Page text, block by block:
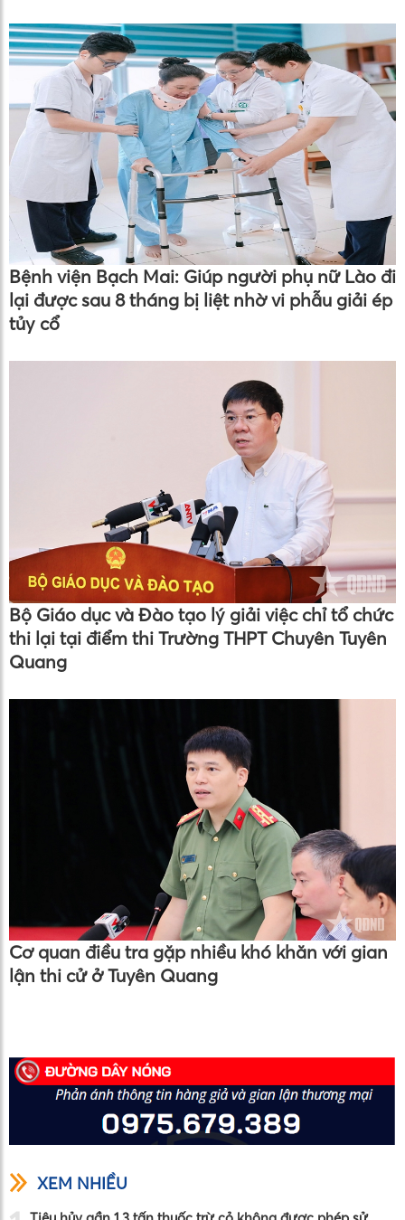
Bệnh viện Bạch Mai: Giúp người phụ nữ Lào đi
lại được sau 8 tháng bị liệt nhờ vi phẫu giải ép
tủy cổ
Bộ Giáo dục và Đào tạo lý giải việc chỉ tổ chức
thi lại tại điểm thi Trường THPT Chuyên Tuyên
Quang
Cơ quan điều tra gặp nhiều khó khăn với gian
lận thi cử ở Tuyên Quang
XEM NHIỀU